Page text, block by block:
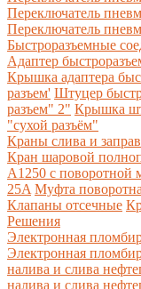
Переключатель
Переключатель
Быстроразъемные
Адаптер
Крышка адаптера
разъем' Штуцер
разъем" 2" Крышка
"сухой разъём"
Краны слива и
Кран шаровой
A1250 с поворотной
25A Муфта
Клапаны отсечные
Решения
Электронная
Электронная
налива и слива
налива и слива